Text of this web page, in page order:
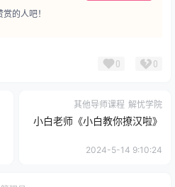
的人吧！
0 0
其他导师课程 解忧学院
小白老师《小白教你撩汉啦》
2024-5-14 9:10:24